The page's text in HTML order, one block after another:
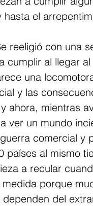
el
reeligió con una
cumplir al llegar
una
y las
ahora, mientras
ver un mundo
comercial y
países al mismo
a recular
porque
del